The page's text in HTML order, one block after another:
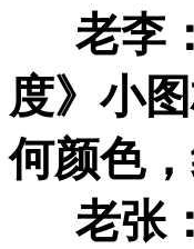
老李：
度》小
何颜色
老张：